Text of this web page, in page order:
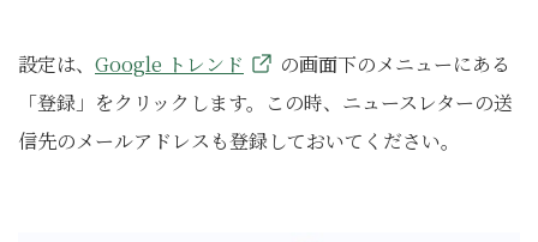
設定は、 Google トレンド
の画面下のメニューにある
「登録」をクリックします。この時、ニュースレターの送
信先のメールアドレスも登録しておいてください。